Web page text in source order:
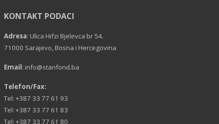
KONTAKT PODACI
Adresa: Ulica Hifzi Bjelevca br 54.
71000 Sarajevo, Bosna i Hercegovina
Email: info@stanfond.ba
Telefon/Fax:
Tel: +387 33 77 61 93
Tel: +387 33 77 61 83
Tel: +387 33 77 61 80